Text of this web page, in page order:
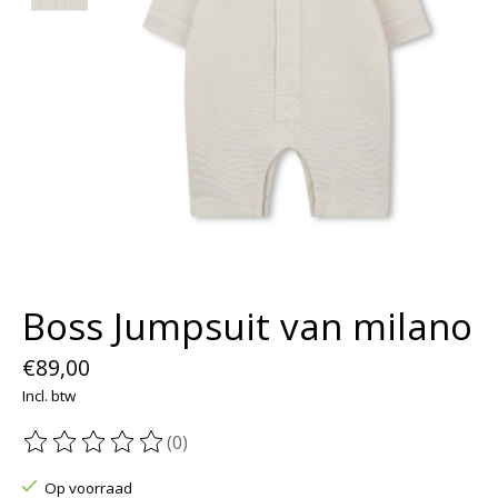
Boss Jumpsuit van milano
€89,00
Incl. btw
De beoordeling van dit product is
(0)
Op voorraad